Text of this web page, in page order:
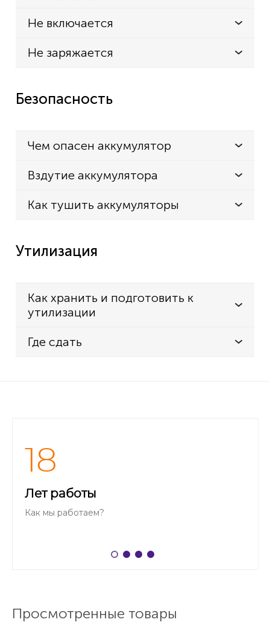
Не включается
Не заряжается
Безопасность
Чем опасен аккумулятор
Вздутие аккумулятора
Как тушить аккумуляторы
Утилизация
Как хранить и подготовить к
утилизации
Где сдать
18
Лет работы
Как мы работаем?
Просмотренные товары